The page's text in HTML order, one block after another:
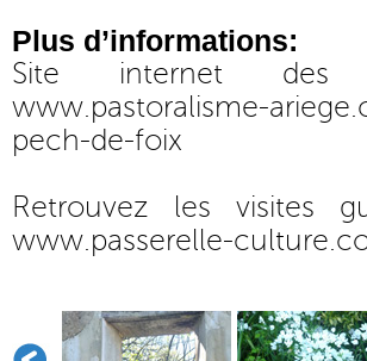
Plus d’informations:
Site internet des
www.pastoralisme-
pech-de-foix
Retrouvez les visites
www.passerelle-